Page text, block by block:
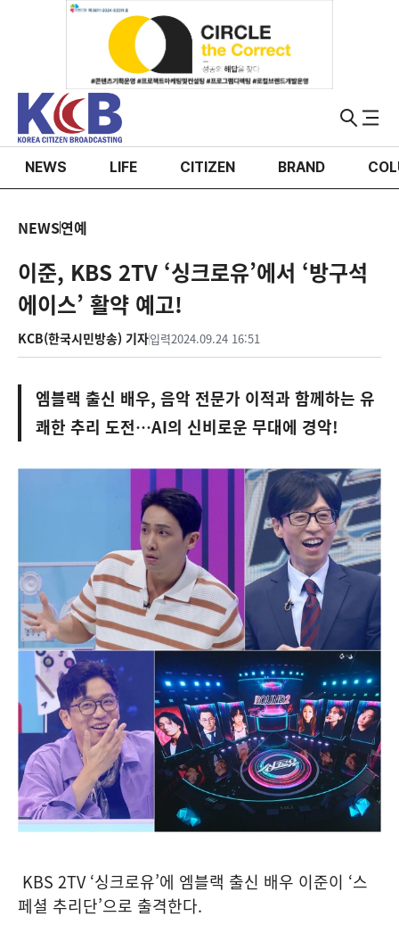
NEWS LIFE CITIZEN BRAND
NEWS연예
이준, KBS 2TV ‘싱크로유’에서 ‘방구석
에이스’ 활약 예고!
KCB(한국시민방송) 기자입력2024.09.24 16:51
엠블랙 출신 배우, 음악 전문가 이적과 함께하는 유
쾌한 추리 도전…AI의 신비로운 무대에 경악!
KBS 2TV ‘싱크로유’에 엠블랙 출신 배우 이준이 ‘스
페셜 추리단’으로 출격한다.